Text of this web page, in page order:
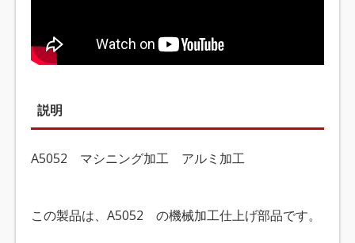
説明
A5052 マシニング加工 アルミ加工
この製品は、A5052 の機械加工仕上げ部品です。